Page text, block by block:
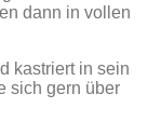
dann in vollen
kastriert in sein
sich gern über